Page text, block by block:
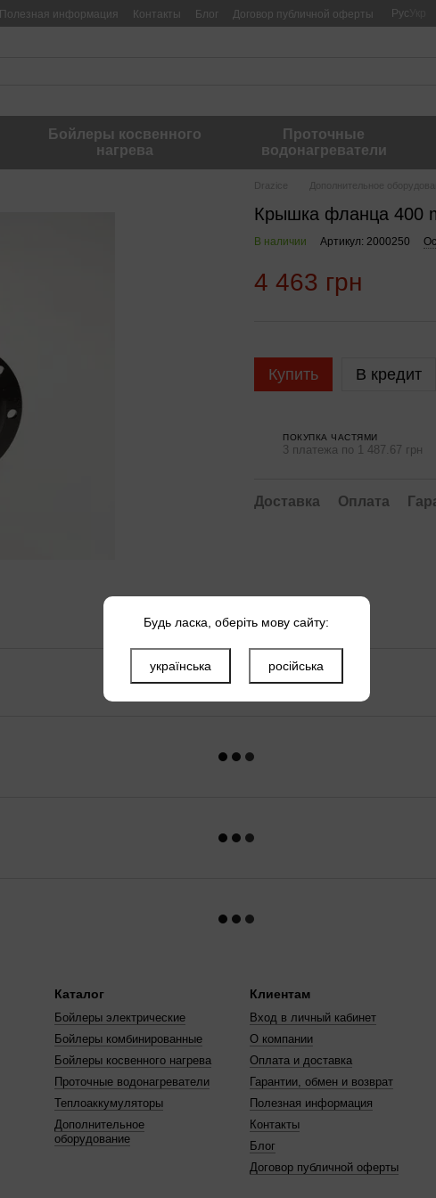
Полезная информация Контакты Блог Договор публичной оферты Рус
Бойлеры косвенного
нагрева
Проточные
водонагреватели
Drazice Дополнительное
Крышка фланца 400
В наличии Артикул: 2000250
4 463 грн
Купить В кредит
ПОКУПКА ЧАСТЯМИ
3 платежа по 1 487.67 грн
Доставка Оплата
Каталог
Бойлеры электрические
Бойлеры комбинированные
Бойлеры косвенного нагрева
Проточные водонагреватели
Теплоаккумуляторы
Дополнительное
оборудование
Клиентам
Вход в личный кабинет
О компании
Оплата и доставка
Гарантии, обмен и возврат
Полезная информация
Контакты
Блог
Договор публичной оферты
Будь ласка, оберіть мову сайту:
українська російська